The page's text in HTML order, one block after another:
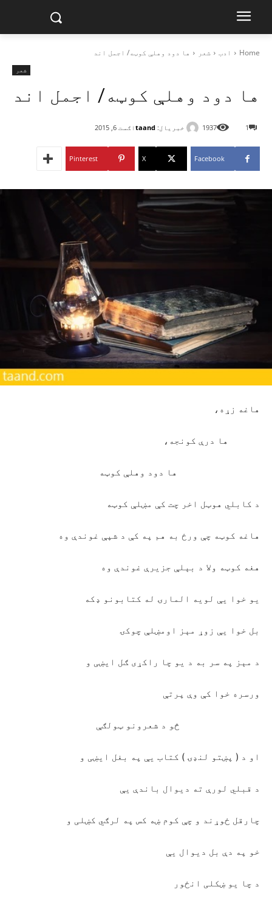
Home ادب شعر ها دود وهلې کوټه/ اجمل اند
شعر
ها دود وهلې کوټه/ اجمل اند
خبریال: taand اګست 6, 2015 1
1937
Facebook
X
Pinterest
هاغه زړه،
ها درې کونجه،
ها دود وهلې کوټه
د کابلي هوټل اخر چت کې مښلې کوټه
هاغه کوټه چې ورځ به هم په کې د شپې غوندې وه
هغه کوټه ولا د بېلې جزيرې غوندې وه
يو خوا يې لويه المارۍ له کتابونو ډکه
بل خوا يې زوړ مېز اومښلې چوکۍ
د مېز په سر به د يو چا راکړی ګل ايښی و
ورسره خوا کې وې پرتې
څو د شعرونو ټولګې
او د ( پښتو لنډۍ ) کتاب يې په بغل ايښی و
د قبلي لورې ته ديوال باندې يې
چارقل ځوړند و چې کوم ښه کس په لرګي کښلی و
خو په دې بل ديوال يې
د چا يو ښکلی انځور